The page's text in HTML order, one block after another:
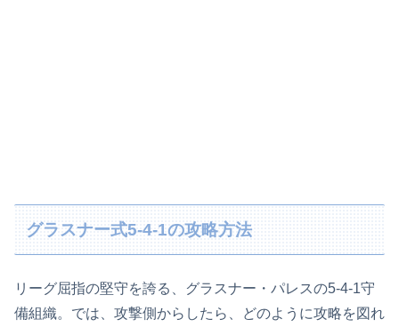
グラスナー式5-4-1の攻略方法
リーグ屈指の堅守を誇る、グラスナー・パレスの5-4-1守
備組織。では、攻撃側からしたら、どのように攻略を図れ